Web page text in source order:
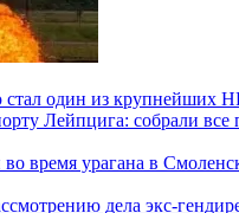
стал один из крупнейших
Лейпцига: собрали все
время урагана в
дела экс-